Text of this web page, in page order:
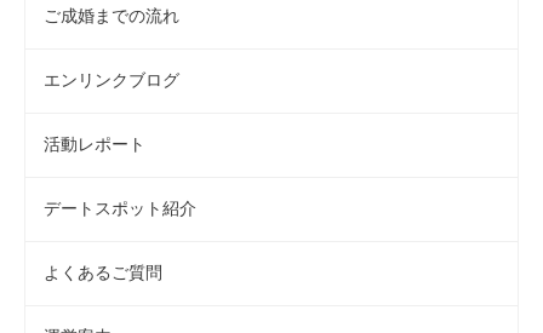
ご成婚までの流れ
エンリンクブログ
活動レポート
デートスポット紹介
よくあるご質問